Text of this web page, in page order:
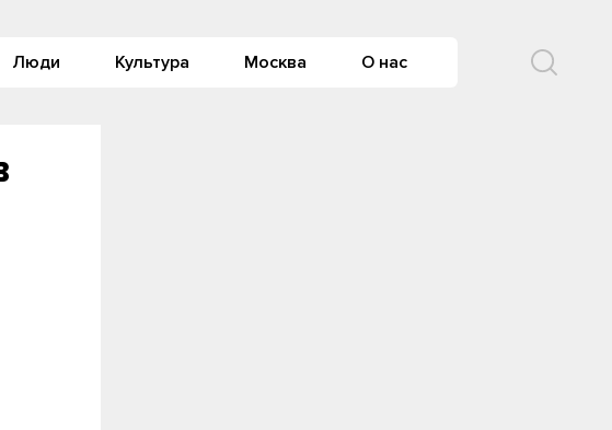
Люди Культура Москва О нас